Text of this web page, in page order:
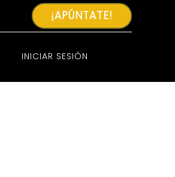
¡APÚNTATE!
INICIAR SESIÓN